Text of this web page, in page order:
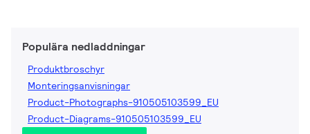
Populära nedladdningar
Produktbroschyr
Monteringsanvisningar
Product-Photographs-910505103599_EU
Product-Diagrams-910505103599_EU